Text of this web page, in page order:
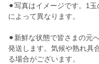
⚫︎写真はイメージです。1
によって異なります。
⚫︎新鮮な状態で皆さまの元
発送します。気候や熟れ具
る場合がございます。